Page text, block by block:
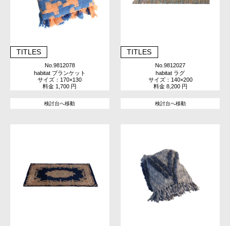
TITLES
No.9812078
habitat ブランケット
サイズ：170×130
料金 1,700 円
検討台へ移動
TITLES
No.9812027
habitat ラグ
サイズ：140×200
料金 8,200 円
検討台へ移動